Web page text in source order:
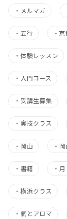
・ メルマガ
・ 五行 ・京
・ 体験レッスン
・ 入門コース
・ 受講生募集
・ 実技クラス
・ 岡山 ・
・ 書籍 ・
・ 横浜クラス
・ 氣とアロマ